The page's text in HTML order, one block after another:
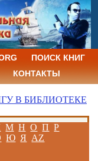
ПОИСК КНИГ
КОНТАКТЫ
В БИБЛИОТЕКЕ
М Н О П Р
Ю Я AZ